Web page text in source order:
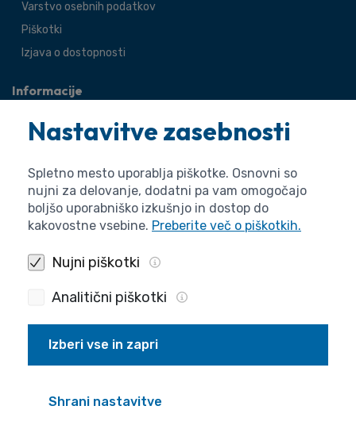
Varstvo osebnih podatkov
Piškotki
Izjava o dostopnosti
Informacije
O agenciji
Splošne zadeve
Pravne zadeve
Nastavitve zasebnosti
Spletno mesto uporablja piškotke. Osnovni so
nujni za delovanje, dodatni pa vam omogočajo
boljšo uporabniško izkušnjo in dostop do
kakovostne vsebine. Preberite več o piškotkih.
Nujni piškotki
Analitični piškotki
Izberi vse in zapri
Shrani nastavitve